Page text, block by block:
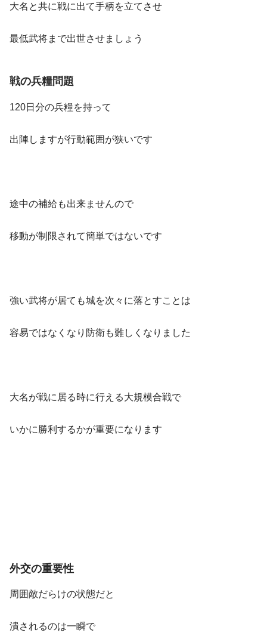
大名と共に戦に出て手柄を立てさせ
最低武将まで出世させましょう
戦の兵糧問題
120日分の兵糧を持って
出陣しますが行動範囲が狭いです
途中の補給も出来ませんので
移動が制限されて簡単ではないです
強い武将が居ても城を次々に落とすことは
容易ではなくなり防衛も難しくなりました
大名が戦に居る時に行える大規模合戦で
いかに勝利するかが重要になります
外交の重要性
周囲敵だらけの状態だと
潰されるのは一瞬で